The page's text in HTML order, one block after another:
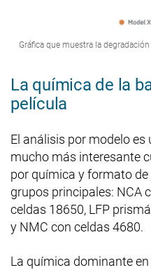
Gráfica que muestra la
La química de la
película
El análisis por modelo es
mucho más interesante
por química y formato
grupos principales: NCA
celdas 18650, LFP
y NMC con celdas 4680.
La química dominante